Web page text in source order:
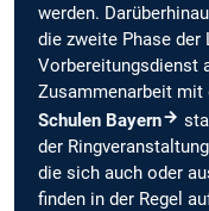
werden.
die zweite Phase
Vorbereitungsdienst
Zusammenarbeit mit
Schulen Bayern
der
die sich auch oder
finden in der Regel